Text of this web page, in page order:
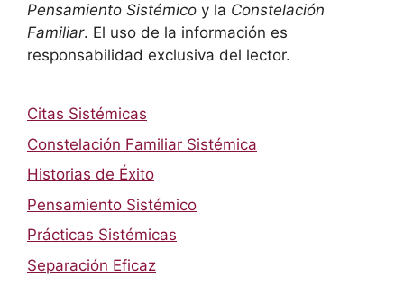
Pensamiento Sistémico y la Constelación
Familiar. El uso de la información es
responsabilidad exclusiva del lector.
Citas Sistémicas
Constelación Familiar Sistémica
Historias de Éxito
Pensamiento Sistémico
Prácticas Sistémicas
Separación Eficaz